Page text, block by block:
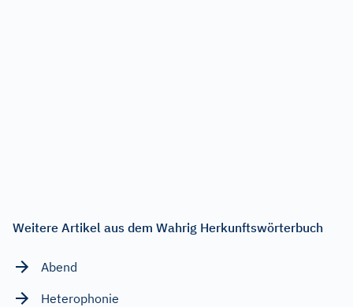
Weitere Artikel aus dem Wahrig Herkunftswörterbuch
Abend
Heterophonie